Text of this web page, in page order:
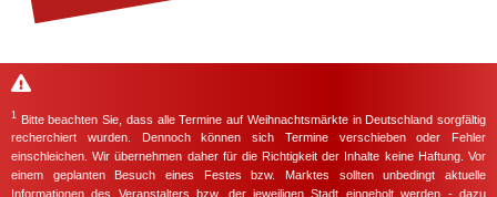
1
Bitte beachten Sie, dass alle Termine auf Weihnachtsmärkte in Deutschland sorgfältig
recherchiert wurden. Dennoch können sich Termine verschieben oder Fehler
einschleichen. Wir übernehmen daher für die Richtigkeit der Inhalte keine Haftung. Vor
einem geplanten Besuch eines Festes bzw. Marktes sollten unbedingt aktuelle
Informationen des Veranstalters bzw. der jeweiligen Stadt eingeholt werden - dazu